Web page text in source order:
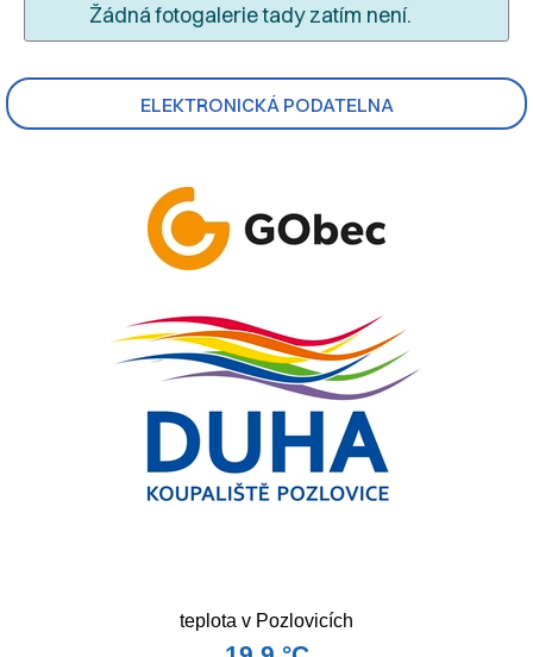
ELEKTRONICKÁ PODATELNA
Žádná fotogalerie tady zatím není.